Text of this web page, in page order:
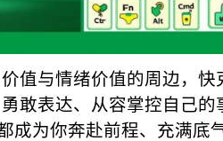
值与情绪价值的周边，
敢表达、从容掌控自己
成为你奔赴前程、充满底